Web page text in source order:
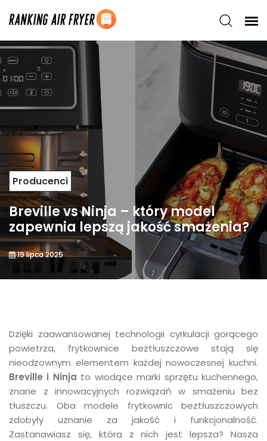
Producenci
Breville vs Ninja – który model
zapewnia lepszą jakość smażenia?
19 lipca 2025
Dzięki zaawansowanej technologii cyrkulacji gorącego
powietrza, frytkownice beztłuszczowe stają się
nieodzownym elementem każdej nowoczesnej kuchni.
Breville i Ninja to wiodące marki sprzętu kuchennego,
znane z innowacyjnych rozwiązań w smażeniu bez
tłuszczu. Oba modele frytkownic beztłuszczowych
zdobyły uznanie za jakość i funkcjonalność.
Zastanawiasz się, która z nich jest lepsza? Nasza